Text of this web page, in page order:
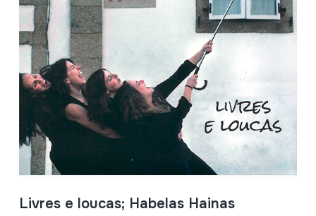
Livres e loucas; Habelas Hainas